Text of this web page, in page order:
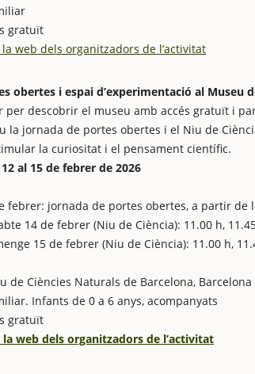
gratuït
web dels organitzadors de l’activitat
obertes i espai d’experimentació al Museu
per descobrir el museu amb accés gratuït i
la jornada de portes obertes i el Niu de
la curiositat i el pensament científic.
al 15 de febrer de 2026
febrer: jornada de portes obertes, a partir de
14 de febrer (Niu de Ciència): 11.00 h,
15 de febrer (Niu de Ciència): 11.00 h,
de Ciències Naturals de Barcelona, Barcelona
Infants de 0 a 6 anys, acompanyats
gratuït
la web dels organitzadors de l’activitat